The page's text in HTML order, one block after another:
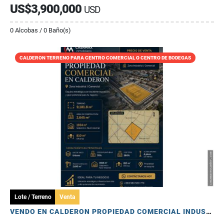
US$3,900,000 USD
0 Alcobas / 0 Baño(s)
CALDERON TERRENO PARA CENTRO COMERCIAL O CENTRO DE BODEGAS
Lote / Terreno Venta
VENDO EN CALDERON PROPIEDAD COMERCIAL INDUSTRIAL CERCA PANAMERICANA